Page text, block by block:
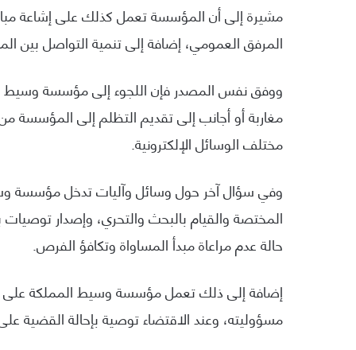
مشيرة إلى أن المؤسسة تعمل كذلك على إشاعة
المرفق العمومي، إضافة إلى تنمية التواصل بين
ووفق نفس المصدر فإن اللجوء إلى مؤسسة وسيط
مغاربة أو أجانب إلى تقديم التظلم إلى المؤسسة
مختلف الوسائل الإلكترونية.
وفي سؤال آخر حول وسائل وآليات تدخل مؤسسة
المختصة والقيام بالبحث والتحري، وإصدار
حالة عدم مراعاة مبدأ المساواة وتكافؤ الفرص.
إضافة إلى ذلك تعمل مؤسسة وسيط المملكة على
مسؤوليته، وعند الاقتضاء توصية بإحالة القضية على